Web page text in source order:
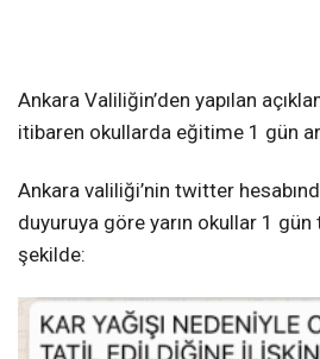
Ankara Valiliğin’den yapılan
itibaren okullarda eğitime 1 gün
Ankara valiliği’nin twitter
duyuruya göre yarın okullar 1
şekilde: